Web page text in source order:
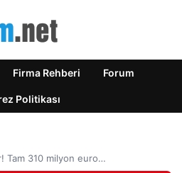
Firma Rehberi Forum
Politikası
Tam 310 milyon euro…